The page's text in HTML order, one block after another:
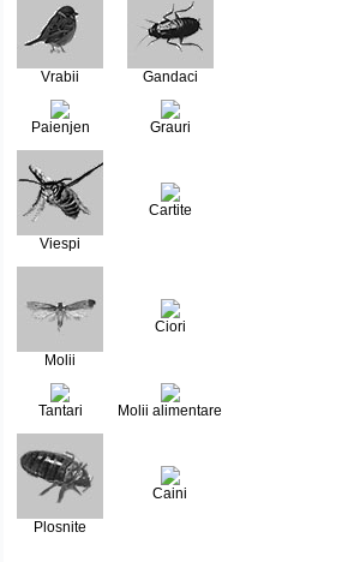
Vrabii Gandaci
Paienjen Grauri
Viespi
Cartite
Molii
Ciori
Tantari Molii alimentare
Plosnite
Caini